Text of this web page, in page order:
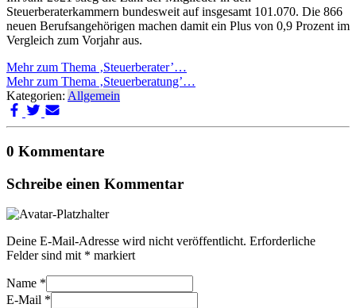
Steuerberaterkammern bundesweit auf insgesamt 101.070. Die 866
neuen Berufsangehörigen machen damit ein Plus von 0,9 Prozent im
Vergleich zum Vorjahr aus.
Mehr zum Thema ‚Steuerberater’…
Mehr zum Thema ‚Steuerberatung’…
Kategorien: Allgemein
0 Kommentare
Schreibe einen Kommentar
Deine E-Mail-Adresse wird nicht veröffentlicht. Erforderliche
Felder sind mit * markiert
Name *
E-Mail *